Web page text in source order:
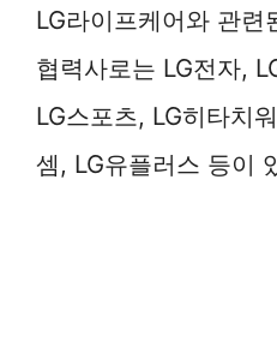
LG라이프케어와 관련
협력사로는 LG전자,
LG스포츠, LG히타치
셈, LG유플러스 등이